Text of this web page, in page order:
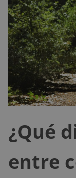
¿Qué
entre